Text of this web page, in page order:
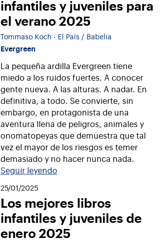
infantiles y juveniles para
el verano 2025
Tommaso Koch - El País / Babelia
Evergreen
La pequeña ardilla Evergreen tiene
miedo a los ruidos fuertes. A conocer
gente nueva. A las alturas. A nadar. En
definitiva, a todo. Se convierte, sin
embargo, en protagonista de una
aventura llena de peligros, animales y
onomatopeyas que demuestra que tal
vez el mayor de los riesgos es temer
demasiado y no hacer nunca nada.
Seguir leyendo
25/01/2025
Los mejores libros
infantiles y juveniles de
enero 2025